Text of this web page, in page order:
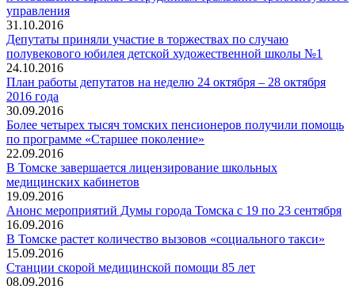
управления
31.10.2016
Депутаты приняли участие в торжествах по случаю
полувекового юбилея детской художественной школы №1
24.10.2016
План работы депутатов на неделю 24 октября – 28 октября
2016 года
30.09.2016
Более четырех тысяч томских пенсионеров получили помощь
по программе «Старшее поколение»
22.09.2016
В Томске завершается лицензирование школьных
медицинских кабинетов
19.09.2016
Анонс мероприятий Думы города Томска с 19 по 23 сентября
16.09.2016
В Томске растет количество вызовов «социального такси»
15.09.2016
Станции скорой медицинской помощи 85 лет
08.09.2016